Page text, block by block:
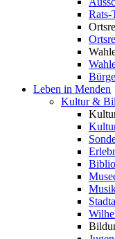
Leben in Menden
Kultur &